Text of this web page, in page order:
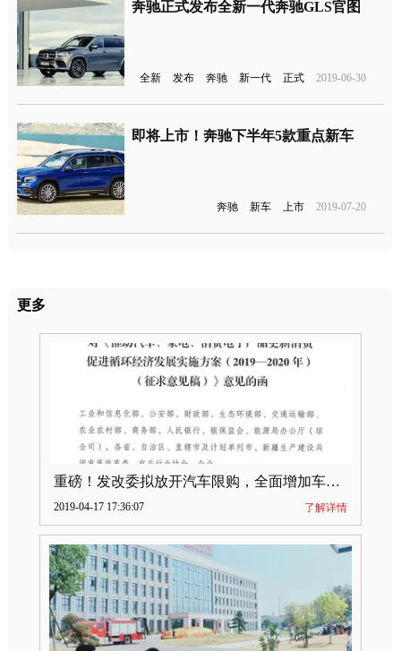
奔驰正式发布全新一代奔驰GLS官图
全新 发布 奔驰 新一代 正式 2019-06-30
即将上市！奔驰下半年5款重点新车
奔驰 新车 上市 2019-07-20
更多
重磅！发改委拟放开汽车限购，全面增加车牌指标
2019-04-17 17:36:07 了解详情